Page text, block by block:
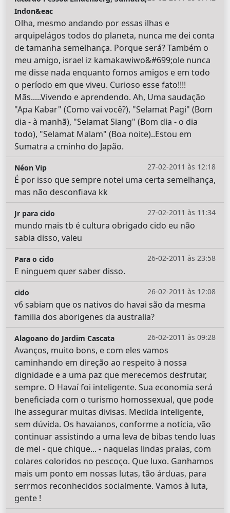
Indon&eac
Olha, mesmo andando por essas ilhas e
arquipelágos todos do planeta, nunca me dei conta
de tamanha semelhança. Porque será? Também o
meu amigo, israel iz kamakawiwo&#699;ole nunca
me disse nada enquanto fomos amigos e em todo
o período em que viveu. Curioso esse fato!!!!
Mãs.....Vivendo e aprendendo. Ah, Uma saudação
"Apa Kabar" (Como vai você?), "Selamat Pagi" (Bom
dia - à manhã), "Selamat Siang" (Bom dia - o dia
todo), "Selamat Malam" (Boa noite)..Estou em
Sumatra a cminho do Japão.
27-02-2011 às 12:18
Néon Vip
É por isso que sempre notei uma certa semelhança,
mas não desconfiava kk
27-02-2011 às 11:34
Jr para cido
mundo mais tb é cultura obrigado cido eu não
sabia disso, valeu
26-02-2011 às 23:58
Para o cido
E ninguem quer saber disso.
26-02-2011 às 12:08
cido
v6 sabiam que os nativos do havai são da mesma
familia dos aborigenes da australia?
26-02-2011 às 09:28
Alagoano do Jardim Cascata
Avanços, muito bons, e com eles vamos
caminhando em direção ao respeito à nossa
dignidade e a uma paz que merecemos desfrutar,
sempre. O Havaí foi inteligente. Sua economia será
beneficiada com o turismo homossexual, que pode
lhe assegurar muitas divisas. Medida inteligente,
sem dúvida. Os havaianos, conforme a notícia, vão
continuar assistindo a uma leva de bibas tendo luas
de mel - que chique... - naquelas lindas praias, com
colares coloridos no pescoço. Que luxo. Ganhamos
mais um ponto em nossas lutas, tão árduas, para
serrmos reconhecidos socialmente. Vamos à luta,
gente !